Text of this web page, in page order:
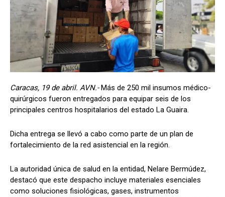
Caracas, 19 de abril. AVN.-Más de 250 mil insumos médico-
quirúrgicos fueron entregados para equipar seis de los
principales centros hospitalarios del estado La Guaira.
Dicha entrega se llevó a cabo como parte de un plan de
fortalecimiento de la red asistencial en la región.
La autoridad única de salud en la entidad, Nelare Bermúdez,
destacó que este despacho incluye materiales esenciales
como soluciones fisiológicas, gases, instrumentos